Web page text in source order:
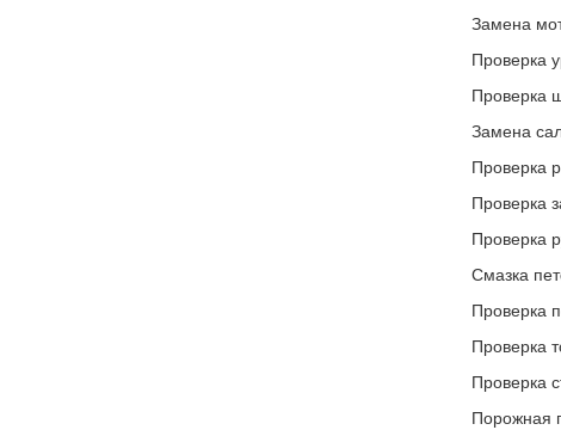
Замена
Проверка
Проверка
Замена
Проверка
Проверка
Проверка
Смазка
Проверка
Проверка
Проверка
Порожная